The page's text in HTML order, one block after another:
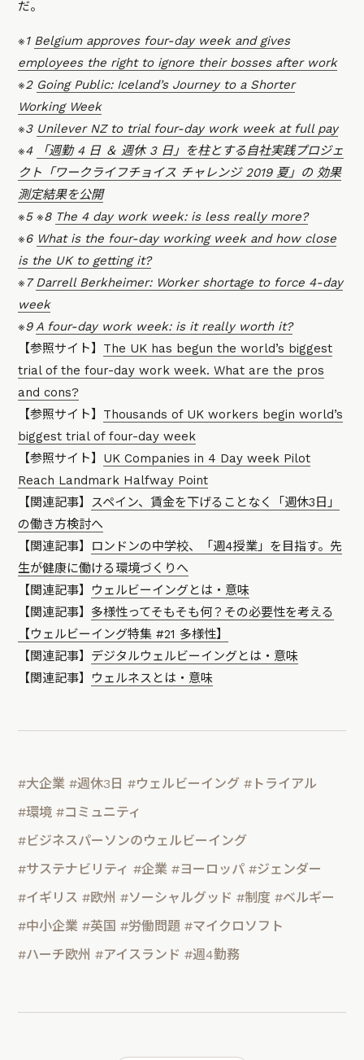
だ。
※1 Belgium approves four-day week and gives
employees the right to ignore their bosses after work
※2 Going Public: Iceland’s Journey to a Shorter
Working Week
※3 Unilever NZ to trial four-day work week at full pay
※4
「週勤 4 日 ＆ 週休 3 日」を柱とする自社実践プロジェ
クト「ワークライフチョイス チャレンジ 2019 夏」の 効果
測定結果を公開
※5 ※8 The 4 day work week: is less really more?
※6 What is the four-day working week and how close
is the UK to getting it?
※7 Darrell Berkheimer: Worker shortage to force 4-day
week
※9 A four-day work week: is it really worth it?
【参照サイト】 The UK has begun the world’s biggest
trial of the four-day work week. What are the pros
and cons?
【参照サイト】 Thousands of UK workers begin world’s
biggest trial of four-day week
【参照サイト】 UK Companies in 4 Day week Pilot
Reach Landmark Halfway Point
【関連記事】 スペイン、賃金を下げることなく「週休3日」
の働き方検討へ
【関連記事】 ロンドンの中学校、「週4授業」を目指す。先
生が健康に働ける環境づくりへ
【関連記事】 ウェルビーイングとは・意味
【関連記事】 多様性ってそもそも何？その必要性を考える
【ウェルビーイング特集 #21 多様性】
【関連記事】 デジタルウェルビーイングとは・意味
【関連記事】 ウェルネスとは・意味
#大企業 #週休3日 #ウェルビーイング #トライアル
#環境 #コミュニティ
#ビジネスパーソンのウェルビーイング
#サステナビリティ #企業 #ヨーロッパ #ジェンダー
#イギリス #欧州 #ソーシャルグッド #制度 #ベルギー
#中小企業 #英国 #労働問題 #マイクロソフト
#ハーチ欧州 #アイスランド #週4勤務